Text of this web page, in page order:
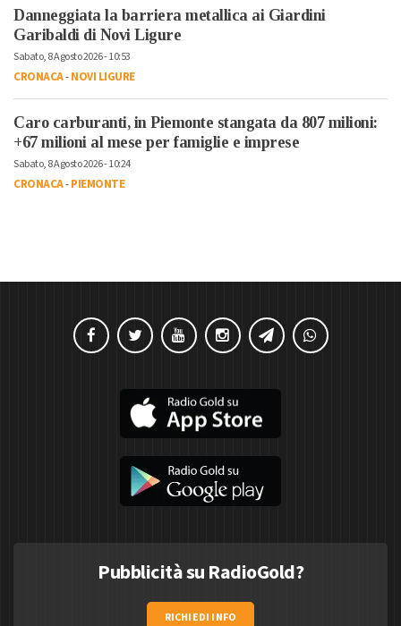
Danneggiata la barriera metallica ai Giardini
Garibaldi di Novi Ligure
Sabato, 8 Agosto 2026 - 10:53
CRONACA-NOVI LIGURE
Caro carburanti, in Piemonte stangata da 807 milioni:
+67 milioni al mese per famiglie e imprese
Sabato, 8 Agosto 2026 - 10:24
CRONACA-PIEMONTE
Pubblicità su RadioGold?
RICHIEDI INFO